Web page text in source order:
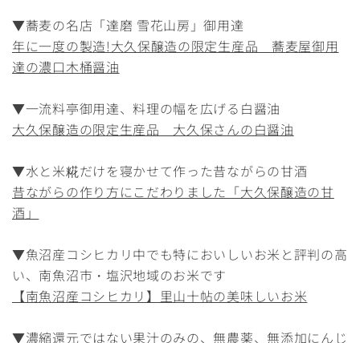
▼蕎麦の名店「達磨 雪花山房」御用達
年に一度の製造!大久保醸造の限定生産品 蕎麦屋御用
達の濃口木桶醤油
▼一流料亭御用達、料理の幅を広げる白醤油
大久保醸造の限定生産品 大久保さんの白醤油
▼水と米糀だけを寝かせて作った昔ながらの甘酒
昔ながらの作り方にこだわりました「大久保醸造の甘
酒」
▼魚沼産コシヒカリ中でも特においしいお米と評判の高
い、南魚沼市・塩沢地域のお米です
【南魚沼産コシヒカリ】里山十帖の美味しいお米
▼濃縮還元ではない果汁のみの、無農薬、無添加にんじ